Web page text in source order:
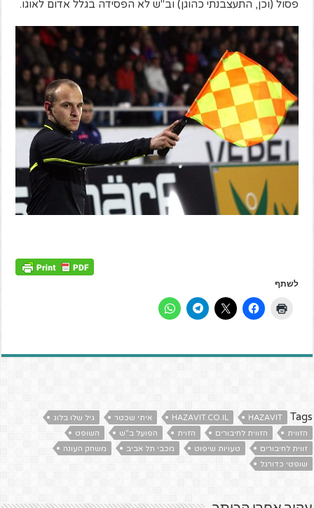
פסול (וכן, התעצבנתי כהוגן) וב"ש לא הפסידה בגלל אדום לאוגו.
לשתף
Tags
HAZAVIT
HAZAVIT.CO.IL איתי שכטר
גיל שלו בלוג
הזווית
הזווית לחיבורים הזוית הפועל ב"ש
השופט
זווית לחיבורים
טעויות שיפוט מכבי תל אביב
משחק העונה
שופטי כדורגל